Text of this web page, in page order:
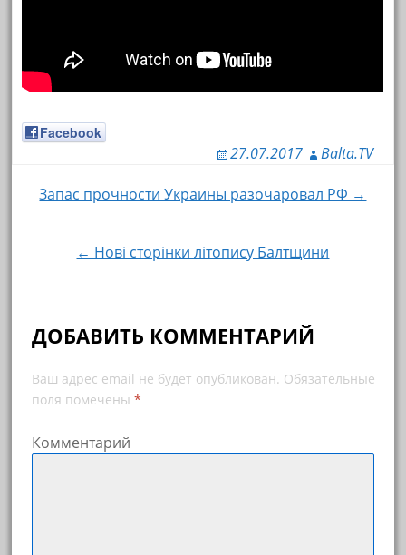
Facebook
27.07.2017 Balta.TV
Навигация по записям
Запас прочности Украины разочаровал РФ →
← Нові сторінки літопису Балтщини
ДОБАВИТЬ КОММЕНТАРИЙ
Ваш адрес email не будет опубликован. Обязательные
поля помечены *
Комментарий